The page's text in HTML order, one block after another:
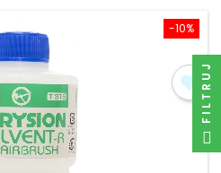
-10%
FILTRUJ